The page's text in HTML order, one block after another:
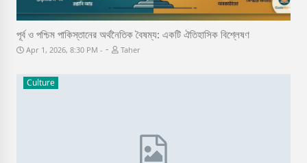
পূর্ব ও পশ্চিম পাকিস্তানের অর্থনৈতিক বৈষম্য: একটি ঐতিহাসিক বিশ্লেষণ
Apr 1, 2026, 8:30 PM - Taher
Culture